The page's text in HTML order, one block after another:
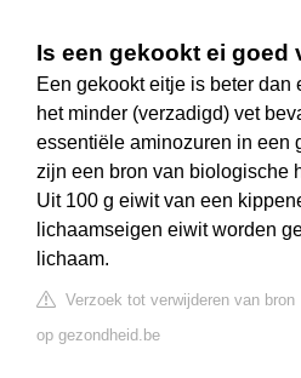
Is een gekookt ei goed
Een gekookt eitje is beter dan
het minder (verzadigd) vet
essentiële aminozuren in een
zijn een bron van biologische
Uit 100 g eiwit van een
lichaamseigen eiwit worden
lichaam.
Verzoek tot verwijderen van bron
op gezondheid.be